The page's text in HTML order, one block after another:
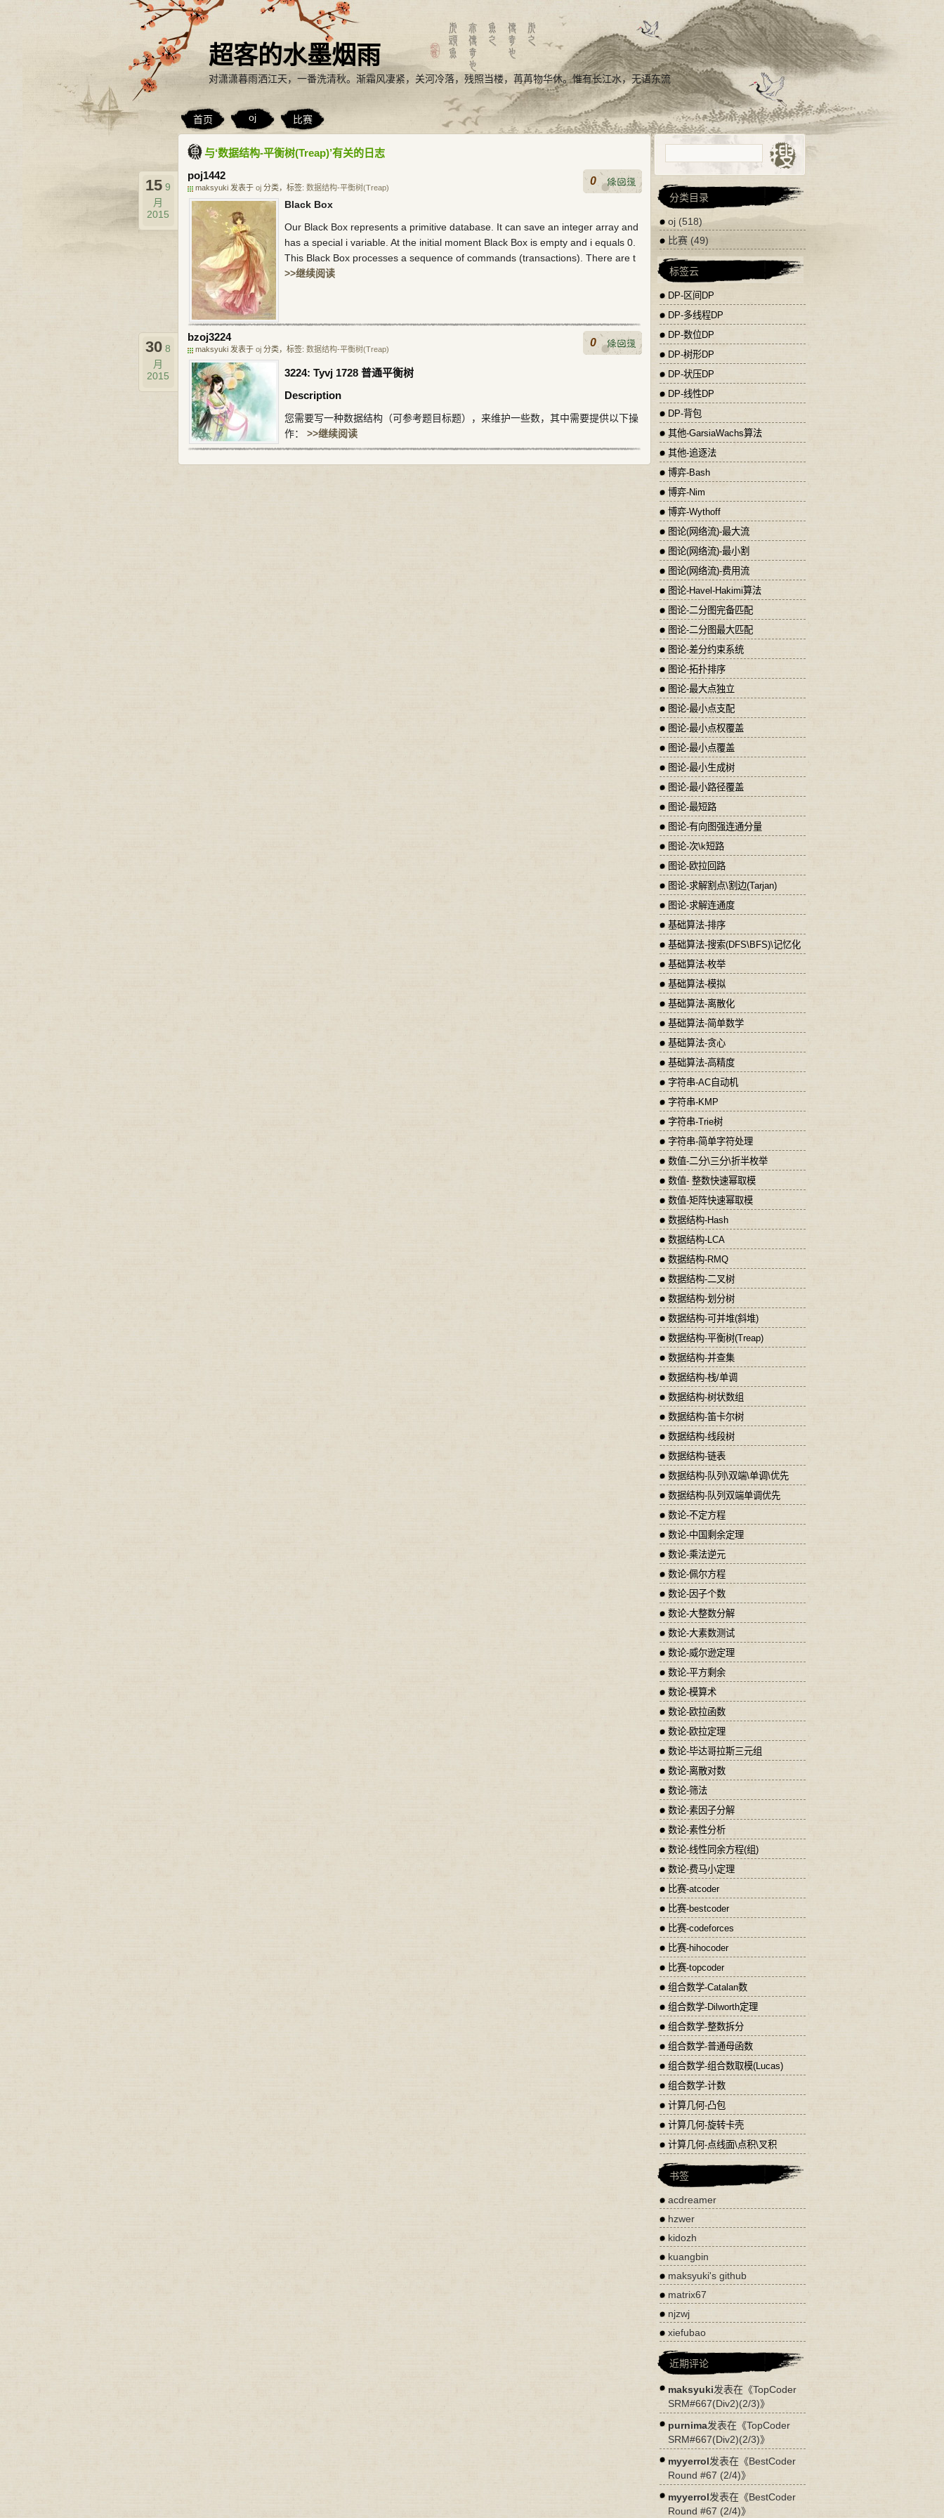
超客的水墨烟雨
对潇潇暮雨洒江天，一番洗清秋。渐霜风凄紧，关河冷落，残照当楼，苒苒物华休。惟有长江水，无语东流
首页 oj 比赛
与‘数据结构-平衡树(Treap)’有关的日志
poj1442
maksyuki 发表于 oj 分类，标签: 数据结构-平衡树(Treap)
15 9
月
2015
0
Black Box
Our Black Box represents a primitive database. It can save an integer array and
has a special i variable. At the initial moment Black Box is empty and i equals 0.
This Black Box processes a sequence of commands (transactions). There are t
>>继续阅读
bzoj3224
maksyuki 发表于 oj 分类，标签: 数据结构-平衡树(Treap)
30 8
月
2015
0
3224: Tyvj 1728 普通平衡树
Description
您需要写一种数据结构（可参考题目标题），来维护一些数，其中需要提供以下操
作： >>继续阅读
分类目录
oj (518)
比赛 (49)
标签云
DP-区间DP
DP-多线程DP
DP-数位DP
DP-树形DP
DP-状压DP
DP-线性DP
DP-背包
其他-GarsiaWachs算法
其他-追逐法
博弈-Bash
博弈-Nim
博弈-Wythoff
图论(网络流)-最大流
图论(网络流)-最小割
图论(网络流)-费用流
图论-Havel-Hakimi算法
图论-二分图完备匹配
图论-二分图最大匹配
图论-差分约束系统
图论-拓扑排序
图论-最大点独立
图论-最小点支配
图论-最小点权覆盖
图论-最小点覆盖
图论-最小生成树
图论-最小路径覆盖
图论-最短路
图论-有向图强连通分量
图论-次\k短路
图论-欧拉回路
图论-求解割点\割边(Tarjan)
图论-求解连通度
基础算法-排序
基础算法-搜索(DFS\BFS)\记忆化
基础算法-枚举
基础算法-模拟
基础算法-离散化
基础算法-简单数学
基础算法-贪心
基础算法-高精度
字符串-AC自动机
字符串-KMP
字符串-Trie树
字符串-简单字符处理
数值-二分\三分\折半枚举
数值- 整数快速幂取模
数值-矩阵快速幂取模
数据结构-Hash
数据结构-LCA
数据结构-RMQ
数据结构-二叉树
数据结构-划分树
数据结构-可并堆(斜堆)
数据结构-平衡树(Treap)
数据结构-并查集
数据结构-栈/单调
数据结构-树状数组
数据结构-笛卡尔树
数据结构-线段树
数据结构-链表
数据结构-队列\双端\单调\优先
数据结构-队列双端单调优先
数论-不定方程
数论-中国剩余定理
数论-乘法逆元
数论-佩尔方程
数论-因子个数
数论-大整数分解
数论-大素数测试
数论-威尔逊定理
数论-平方剩余
数论-模算术
数论-欧拉函数
数论-欧拉定理
数论-毕达哥拉斯三元组
数论-离散对数
数论-筛法
数论-素因子分解
数论-素性分析
数论-线性同余方程(组)
数论-费马小定理
比赛-atcoder
比赛-bestcoder
比赛-codeforces
比赛-hihocoder
比赛-topcoder
组合数学-Catalan数
组合数学-Dilworth定理
组合数学-整数拆分
组合数学-普通母函数
组合数学-组合数取模(Lucas)
组合数学-计数
计算几何-凸包
计算几何-旋转卡壳
计算几何-点线面\点积\叉积
书签
acdreamer
hzwer
kidozh
kuangbin
maksyuki's github
matrix67
njzwj
xiefubao
近期评论
maksyuki发表在《TopCoder
SRM#667(Div2)(2/3)》
purnima发表在《TopCoder
SRM#667(Div2)(2/3)》
myyerrol发表在《BestCoder
Round #67 (2/4)》
myyerrol发表在《BestCoder
Round #67 (2/4)》